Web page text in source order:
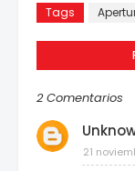
Tags
2 Comentarios
21